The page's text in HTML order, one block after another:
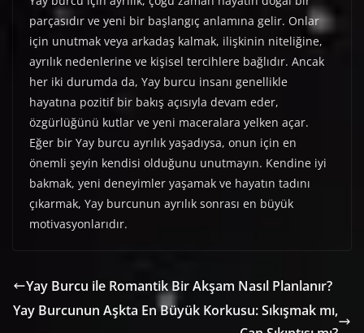
parçasıdır ve yeni bir başlangıç anlamına gelir. Onlar
için unutmak veya arkadaş kalmak, ilişkinin niteliğine,
ayrılık nedenlerine ve kişisel tercihlere bağlıdır. Ancak
her iki durumda da, Yay burcu insanı genellikle
hayatına pozitif bir bakış açısıyla devam eder,
özgürlüğünü kutlar ve yeni maceralara yelken açar.
Eğer bir Yay burcu ayrılık yaşadıysa, onun için en
önemli şeyin kendisi olduğunu unutmayın. Kendine iyi
bakmak, yeni deneyimler yaşamak ve hayatın tadını
çıkarmak, Yay burcunun ayrılık sonrası en büyük
motivasyonlarıdır.
Yay Burcu ile Romantik Bir Akşam Nasıl Planlanır?
Yay Burcunun Aşkta En Büyük Korkusu: Sıkışmak mı,